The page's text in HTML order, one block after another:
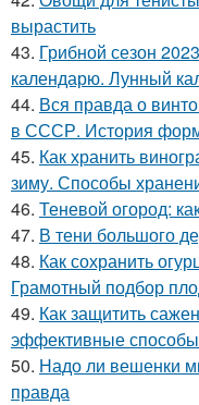
вырастить
43. Грибной сезон
календарю. Лунный
44. Вся правда о
в СССР. История
45. Как хранить
зиму. Способы
46. Теневой огород:
47. В тени большого
48. Как сохранить
Грамотный подбор
49. Как защитить
эффективные способы
50. Надо ли вешенки
правда